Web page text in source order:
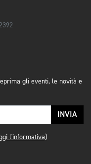
gli eventi, le novità e
INVIA
l'informativa)